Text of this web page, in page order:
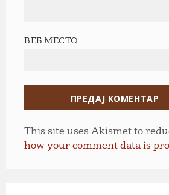
ВЕБ МЕСТО
This site uses Akismet to
how your comment data is